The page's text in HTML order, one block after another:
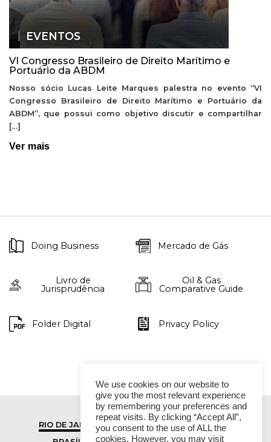
EVENTOS
VI Congresso Brasileiro de Direito Marítimo e
Portuário da ABDM
Nosso sócio Lucas Leite Marques palestra no evento “VI
Congresso Brasileiro de Direito Marítimo e Portuário da
ABDM”, que possui como objetivo discutir e compartilhar
[…]
Ver mais
Doing Business Mercado de Gás
Livro de
Jurisprudência
Oil & Gas
Comparative Guide
Folder Digital Privacy Policy
RIO DE JANEIRO
SÃO PAULO
We use cookies on our website to
give you the most relevant experience
by remembering your preferences and
repeat visits. By clicking “Accept All”,
you consent to the use of ALL the
cookies. However, you may visit